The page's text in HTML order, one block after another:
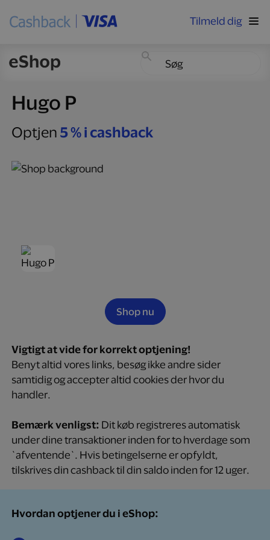
Tilmeld dig
Hugo P
Optjen 5 % i cashback
Shop nu
Vigtigt at vide for korrekt optjening!
Benyt altid vores links, besøg ikke andre sider
samtidig og accepter altid cookies der hvor du
handler.
Bemærk venligst: Dit køb registreres automatisk
under dine transaktioner inden for to hverdage som
`afventende`. Hvis betingelserne er opfyldt,
tilskrives din cashback til din saldo inden for 12 uger.
Hvordan optjener du i eShop: